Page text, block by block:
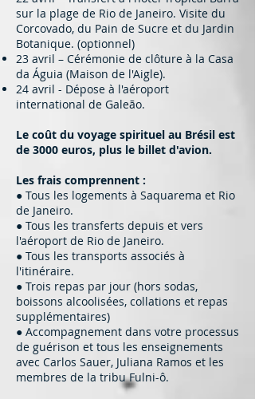
sur la plage de Rio de Janeiro. Visite du
Corcovado, du Pain de Sucre et du Jardin
Botanique. (optionnel)
23 avril – Cérémonie de clôture à la Casa
da Águia (Maison de l'Aigle).
24 avril - Dépose à l'aéroport
international de Galeão.
Le coût du voyage spirituel au Brésil est
de 3000 euros, plus le billet d'avion.
Les frais comprennent :
● Tous les logements à Saquarema et Rio
de Janeiro.
● Tous les transferts depuis et vers
l'aéroport de Rio de Janeiro.
● Tous les transports associés à
l'itinéraire.
● Trois repas par jour (hors sodas,
boissons alcoolisées, collations et repas
supplémentaires)
● Accompagnement dans votre processus
de guérison et tous les enseignements
avec Carlos Sauer, Juliana Ramos et les
membres de la tribu Fulni-ô.